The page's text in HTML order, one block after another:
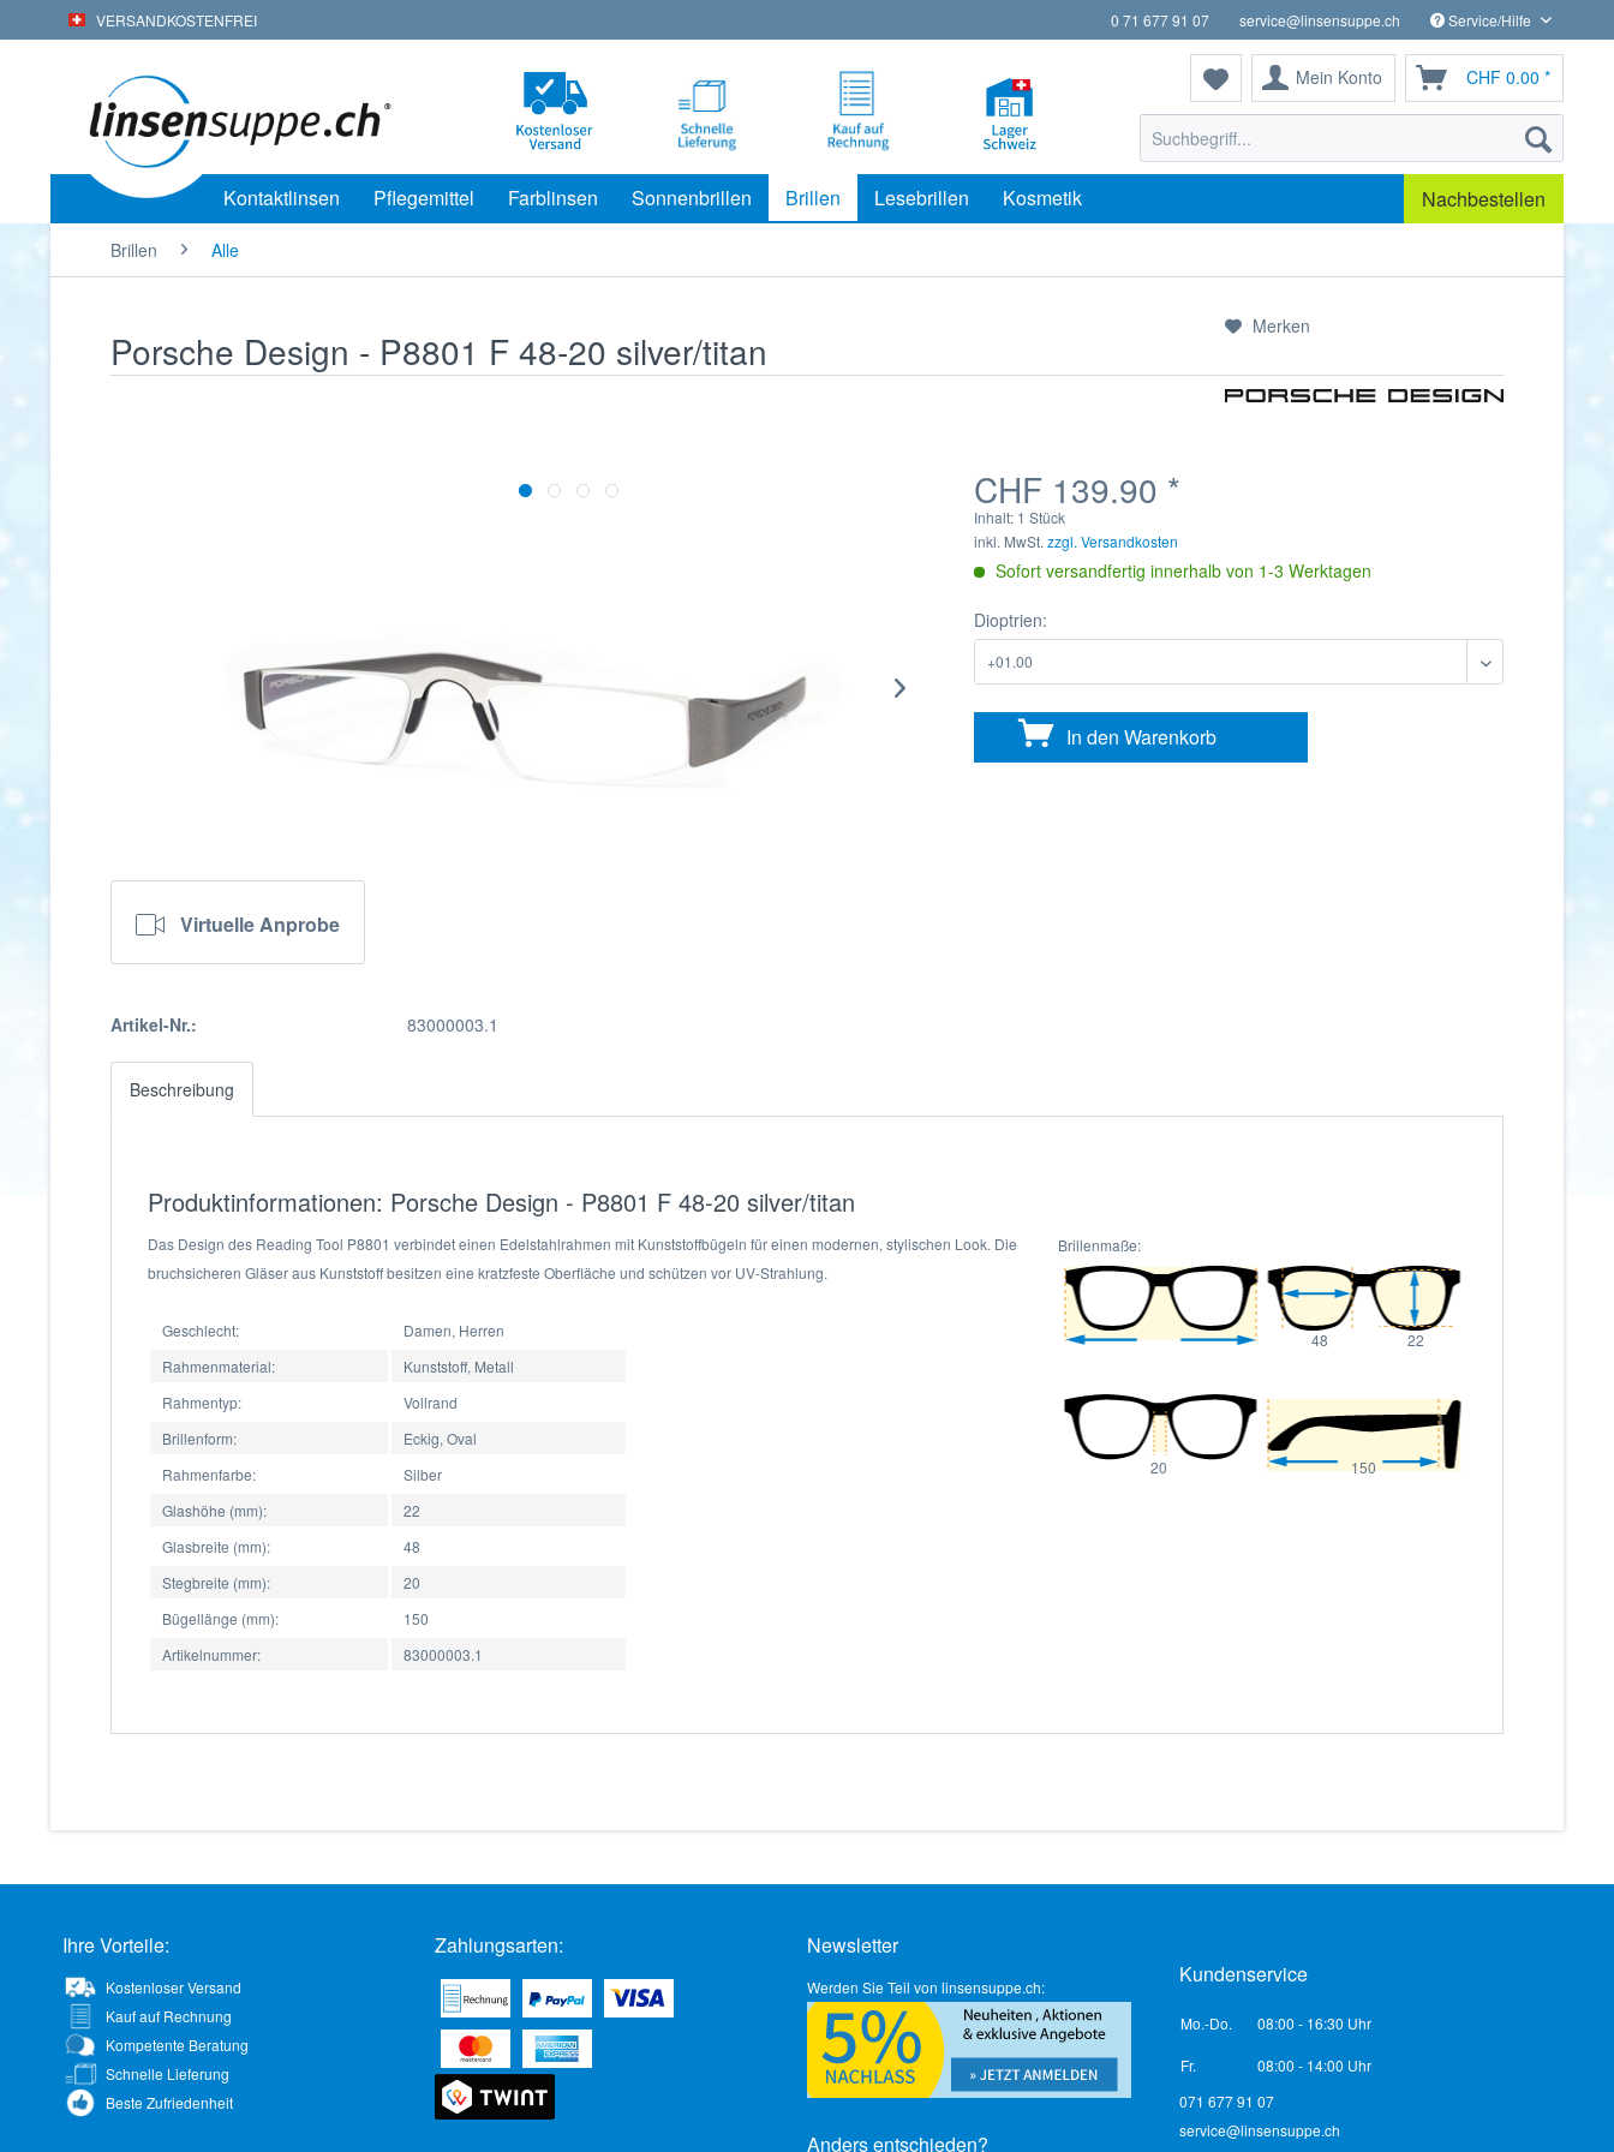
VERSANDKOSTENFREI 0 71 677 91 07 service@linsensuppe.ch Service/Hilfe
Mein Konto CHF 0.00 *
Kontaktlinsen Pflegemittel Farblinsen Sonnenbrillen Brillen Lesebrillen Kosmetik Nachbestellen
Brillen Alle
Porsche Design - P8801 F 48-20 silver/titan
Merken
Virtuelle Anprobe
Artikel-Nr.: 83000003.1
CHF 139.90 *
Inhalt: 1 Stück
inkl. MwSt.zzgl. Versandkosten
Sofort versandfertig innerhalb von 1-3 Werktagen
Dioptrien:
In den Warenkorb
Beschreibung
Produktinformationen: Porsche Design - P8801 F 48-20 silver/titan
Das Design des Reading Tool P8801 verbindet einen Edelstahlrahmen mit Kunststoffbügeln für einen modernen, stylischen Look. Die
bruchsicheren Gläser aus Kunststoff besitzen eine kratzfeste Oberfläche und schützen vor UV-Strahlung.
Geschlecht:
Damen, Herren
Rahmenmaterial:
Kunststoff, Metall
Rahmentyp:
Vollrand
Brillenform:
Eckig, Oval
Rahmenfarbe:
Silber
Glashöhe (mm):
22
Glasbreite (mm):
48
Stegbreite (mm):
20
Bügellänge (mm):
150
Artikelnummer:
83000003.1
Brillenmaße:
22
48
20 150
Ihre Vorteile:
Kostenloser Versand
Kauf auf Rechnung
Kompetente Beratung
Schnelle Lieferung
Beste Zufriedenheit
Zahlungsarten: Newsletter
Werden Sie Teil von linsensuppe.ch:
Anders entschieden?
Kundenservice
Mo.-Do. 08:00 - 16:30 Uhr
Fr.
08:00 - 14:00 Uhr
071 677 91 07
service@linsensuppe.ch